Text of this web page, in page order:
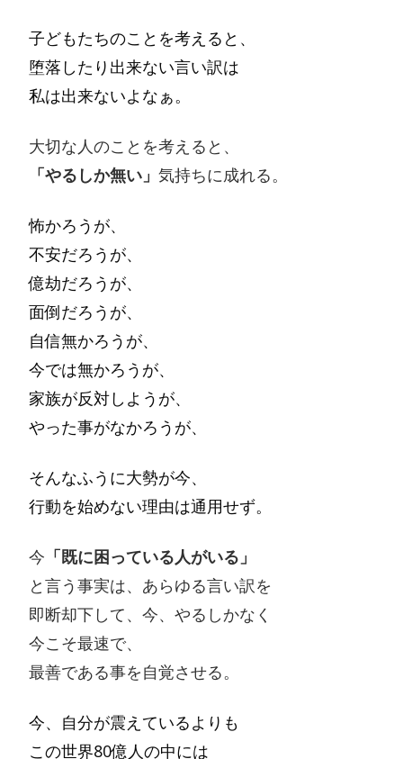
子どもたちのことを考えると、
堕落したり出来ない言い訳は
私は出来ないよなぁ。
大切な人のことを考えると、
「やるしか無い」 気持ちに成れる。
怖かろうが、
不安だろうが、
億劫だろうが、
面倒だろうが、
自信無かろうが、
今では無かろうが、
家族が反対しようが、
やった事がなかろうが、
そんなふうに大勢が今、
行動を始めない理由は通用せず。
今 「既に困っている人がいる」
と言う事実は、あらゆる言い訳を
即断却下して、今、やるしかなく
今こそ最速で、
最善である事を自覚させる。
今、自分が震えているよりも
この世界80億人の中には